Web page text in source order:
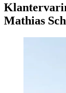
Mathias